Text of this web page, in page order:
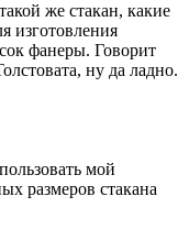
же стакан, какие
изготовления
фанеры. Говорит
ну да ладно.
мой
размеров стакана